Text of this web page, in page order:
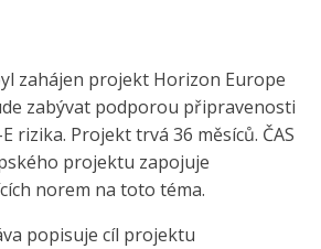
zahájen projekt Horizon Europe
zabývat podporou připravenosti
rizika. Projekt trvá 36 měsíců. ČAS
projektu zapojuje
norem na toto téma.
popisuje cíl projektu